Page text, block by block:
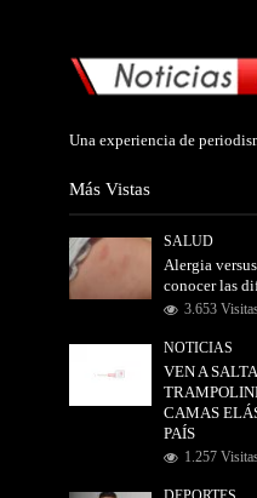
Una experiencia de
Más Vistas
SALUD
Alergia
conocer las
3.653
NOTICIAS
VEN A
CAMAS
PAÍS
1.257